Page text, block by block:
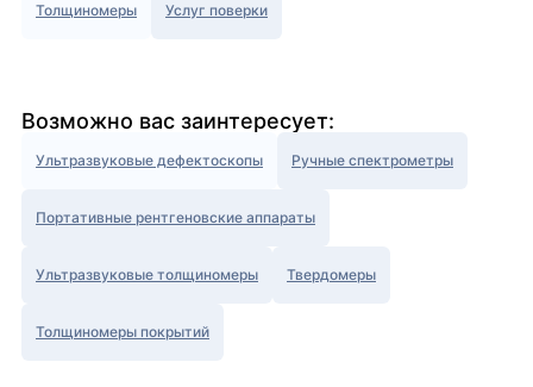
Толщиномеры Услуг поверки
Возможно вас заинтересует:
Ультразвуковые дефектоскопы Ручные спектрометры
Портативные рентгеновские аппараты
Ультразвуковые толщиномеры Твердомеры
Толщиномеры покрытий